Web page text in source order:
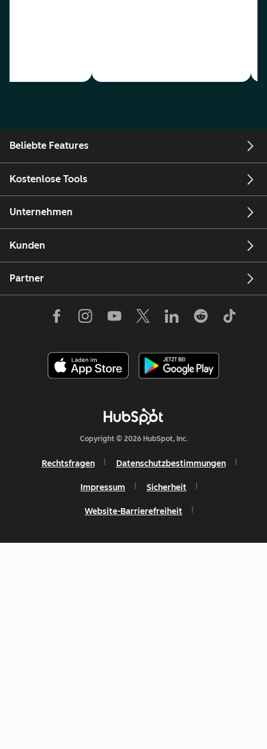
Beliebte Features
Kostenlose Tools
Unternehmen
Kunden
Partner
Copyright © 2026 HubSpot, Inc.
Rechtsfragen Datenschutzbestimmungen
Impressum Sicherheit
Website-Barrierefreiheit